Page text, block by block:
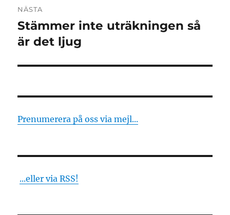
NÄSTA
Nästa
inlägg:
Stämmer inte uträkningen så
är det ljug
Prenumerera på oss via mejl...
...eller via RSS!